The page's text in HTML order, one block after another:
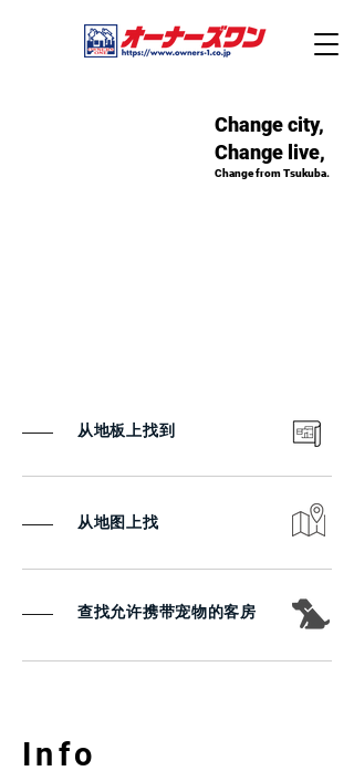
Change city,
Change live,
Change from Tsukuba.
从地板上找到
从地图上找
查找允许携带宠物的客房
Info